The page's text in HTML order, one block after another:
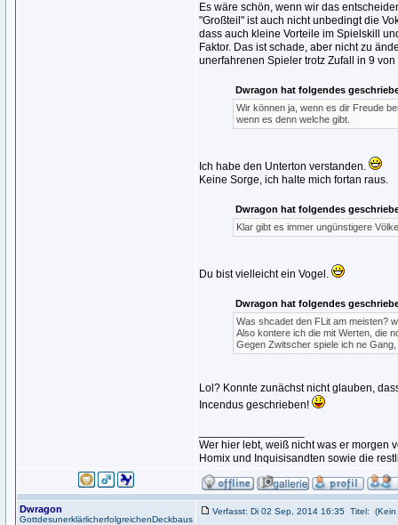
Es wäre schön, wenn wir das
"Großteil" ist auch nicht unbedingt die
dass auch kleine Vorteile im Spielskill
Faktor. Das ist schade, aber nicht zu
unerfahrenen Spieler trotz Zufall in 9
Dwragon hat folgendes
Wir können ja, wenn es dir Freude
wenn es denn welche gibt.
Ich habe den Unterton verstanden.
Keine Sorge, ich halte mich fortan raus.
Dwragon hat folgendes
Klar gibt es immer ungünstigere
Du bist vielleicht ein Vogel.
Dwragon hat folgendes
Was shcadet den FLit am meisten?
Also kontere ich die mit Werten, die
Gegen Zwitscher spiele ich ne
Lol? Konnte zunächst nicht glauben,
Incendus geschrieben!
Wer hier lebt, weiß nicht was er morgen
Homix und Inquisisandten sowie die
Dwragon
GottdesunerklärlicherfolgreichenDeckbaus
Verfasst: Di 02 Sep, 2014 16:35 Titel: (Kein